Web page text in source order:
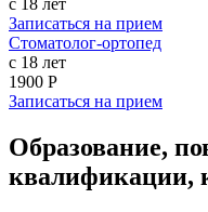
с 18 лет
Записаться на прием
Стоматолог-ортопед
с 18 лет
1900 Р
Записаться на прием
Образование,
квалификации,